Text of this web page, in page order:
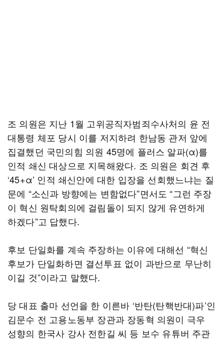
조 의원은 지난 1월 고위공직자범죄수사처의 윤 전
대통령 체포 당시 이를 저지하려 한남동 관저 앞에
집결했던 국민의힘 의원 45명에 플러스 알파(α)를
인적 쇄신 대상으로 지목해왔다. 조 의원은 회견 후
‘45+α’ 인적 쇄신안에 대한 입장을 선회했느냐는 질
문에 “소신과 방향에는 변함없다”면서도 “그런 주장
이 혁신 원탁회의에 걸림돌이 되지 않게 유연하게
하겠다”고 답했다.
후보 단일화를 계속 주장하는 이유에 대해선 “혁신
후보가 단일화하면 결선투표 없이 과반으로 무난히
이길 것”이라고 말했다.
당 대표 출마 선언을 한 이른바 ‘반탄(탄핵반대)파’인
김문수 전 고용노동부 장관과 장동혁 의원이 극우
성향의 한국사 강사 전한길 씨 등 보수 유튜버 주관